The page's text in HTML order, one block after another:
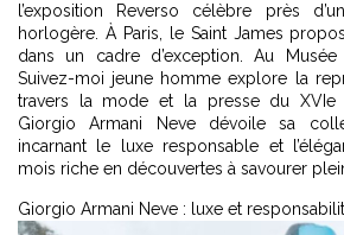
l’exposition Reverso célèbre près
horlogère. À Paris, le Saint James
dans un cadre d’exception. Au Musée
Suivez-moi jeune homme explore la
travers la mode et la presse du XVIe
Giorgio Armani Neve dévoile sa
incarnant le luxe responsable et
mois riche en découvertes à savourer
Giorgio Armani Neve : luxe et